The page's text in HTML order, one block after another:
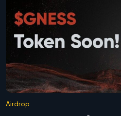
Airdrop